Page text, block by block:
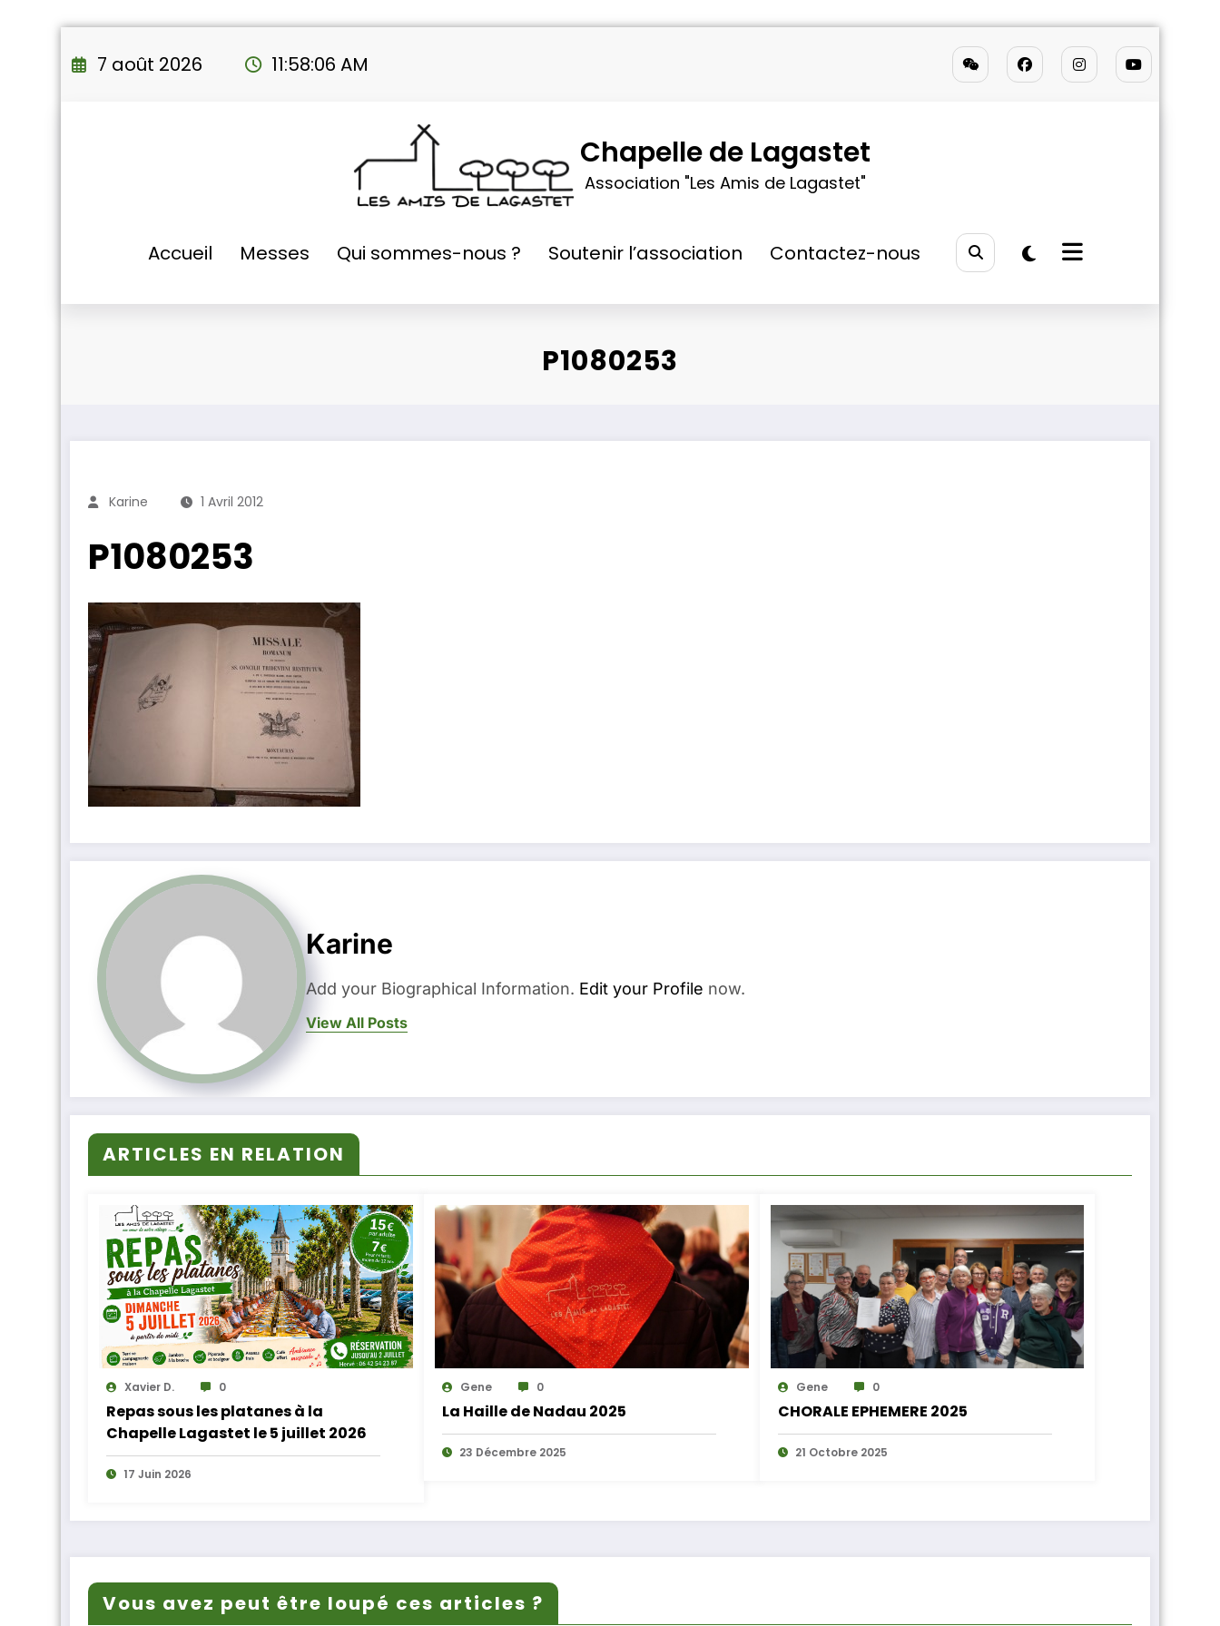
au
7 août 2026 11:58:07 AM
Chapelle de Lagastet
Association "Les Amis de Lagastet"
Accueil Messes Qui sommes-nous ? Soutenir l’association Contactez-nous
P1080253
Karine 1 Avril 2012
P1080253
Karine
Add your Biographical Information. Edit your Profile now.
View All Posts
ARTICLES EN RELATION
Xavier D. 0
Repas sous les platanes à la
Chapelle Lagastet le 5 juillet 2026
17 Juin 2026
Gene 0
La Haille de Nadau 2025
23 Décembre 2025
Gene 0
CHORALE EPHEMERE 2025
21 Octobre 2025
Vous avez peut être loupé ces articles ?